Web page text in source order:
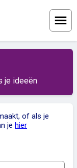
je ideeën
of als je
je hier